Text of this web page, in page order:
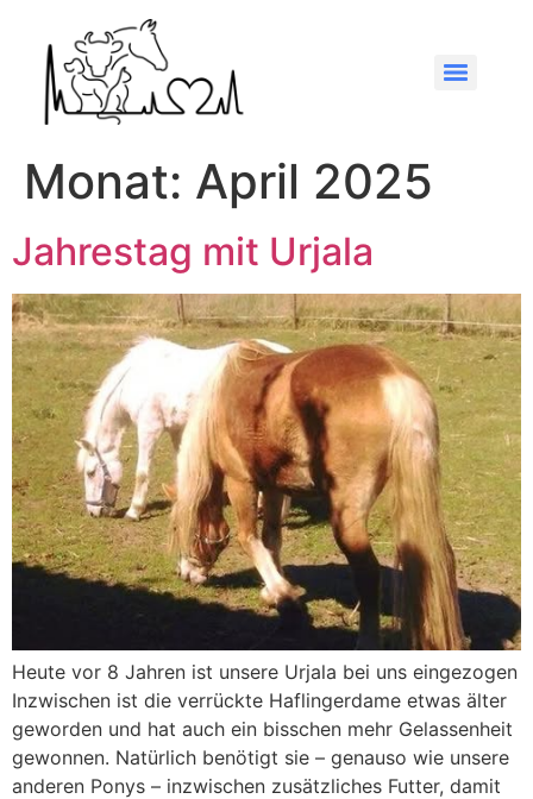
Monat: April 2025
Jahrestag mit Urjala
Heute vor 8 Jahren ist unsere Urjala bei uns eingezogen
Inzwischen ist die verrückte Haflingerdame etwas älter
geworden und hat auch ein bisschen mehr Gelassenheit
gewonnen. Natürlich benötigt sie – genauso wie unsere
anderen Ponys – inzwischen zusätzliches Futter, damit